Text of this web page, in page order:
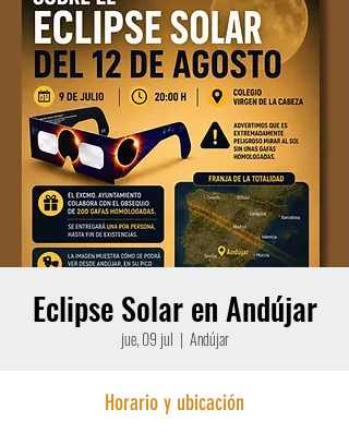
Eclipse Solar en Andújar
jue, 09 jul
  |
Andújar
Horario y ubicación